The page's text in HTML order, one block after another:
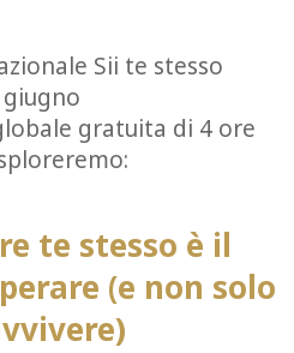
Sii te stesso
giugno
gratuita di 4 ore
te stesso è il
(e non solo